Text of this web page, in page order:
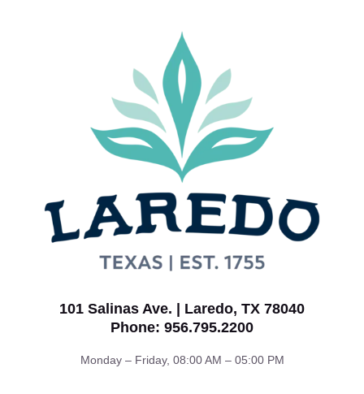
101 Salinas Ave. | Laredo, TX 78040
Phone: 956.795.2200
Monday – Friday, 08:00 AM – 05:00 PM